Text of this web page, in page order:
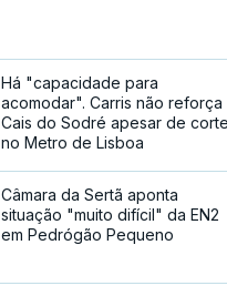
Há "capacidade para
acomodar". Carris não reforça
Cais do Sodré apesar de corte
no Metro de Lisboa
Câmara da Sertã aponta
situação "muito difícil" da EN2
em Pedrógão Pequeno